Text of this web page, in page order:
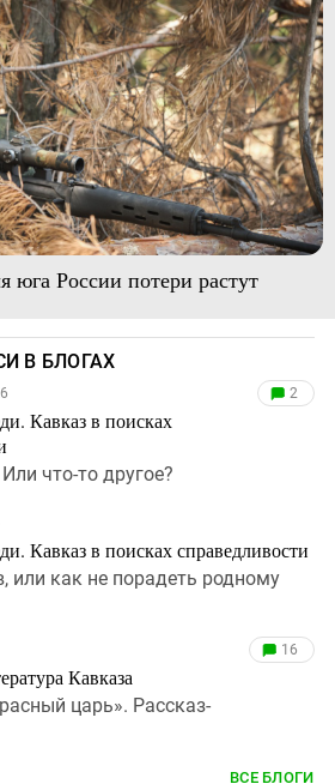
юга России потери растут
В БЛОГАХ
Кавказ в поисках
2
что-то другое?
Кавказ в поисках справедливости
или как не порадеть родному
Кавказа
16
царь». Рассказ-
ВСЕ БЛОГИ